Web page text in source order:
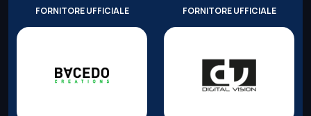
FORNITORE UFFICIALE FORNITORE UFFICIALE